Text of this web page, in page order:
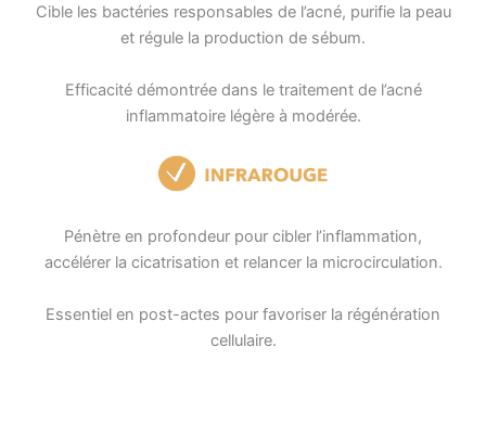
Cible les bactéries responsables de l’acné, purifie la peau
et régule la production de sébum.
Efficacité démontrée dans le traitement de l’acné
inflammatoire légère à modérée.
Pénètre en profondeur pour cibler l’inflammation,
accélérer la cicatrisation et relancer la microcirculation.
Essentiel en post-actes pour favoriser la régénération
cellulaire.